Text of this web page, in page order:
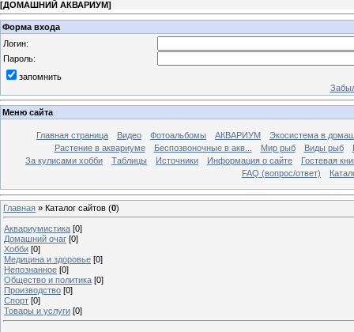
[ДОМАШНИЙ АКВАРИУМ]
Форма входа
Логин:
Пароль:
запомнить
Меню сайта
Главная страница Видео Фотоальбомы АКВАРИУМ
Экосистема в
Растение в аквариуме
Беспозвоночные в акв... Мир рыб Виды рыб
За кулисами хобби
Таблицы Источники Информация о сайте
Гостевая
FAQ (вопрос/ответ)
Главная » Каталог сайтов (0)
Аквариумистика [0]
Домашний очаг [0]
Хобби [0]
Медицина и здоровье [0]
Непознанное [0]
Общество и политика [0]
Производство [0]
Спорт [0]
Товары и услуги [0]